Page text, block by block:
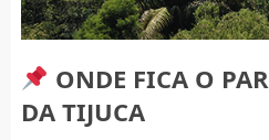
ONDE FICA O
DA TIJUCA